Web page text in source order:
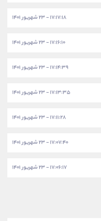
۱۷:۱۷:۱۸ - ۲۳ شهریور ۱۴۰۱
۱۷:۱۶:۱۰ - ۲۳ شهریور ۱۴۰۱
۱۷:۱۴:۳۹ - ۲۳ شهریور ۱۴۰۱
۱۷:۱۳:۳۵ - ۲۳ شهریور ۱۴۰۱
۱۷:۱۱:۲۸ - ۲۳ شهریور ۱۴۰۱
۱۷:۰۷:۴۰ - ۲۳ شهریور ۱۴۰۱
۱۷:۰۶:۱۷ - ۲۳ شهریور ۱۴۰۱